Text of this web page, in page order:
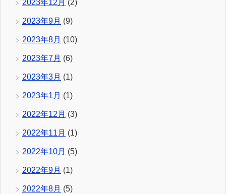
2023年12月 (2)
2023年9月 (9)
2023年8月 (10)
2023年7月 (6)
2023年3月 (1)
2023年1月 (1)
2022年12月 (3)
2022年11月 (1)
2022年10月 (5)
2022年9月 (1)
2022年8月 (5)